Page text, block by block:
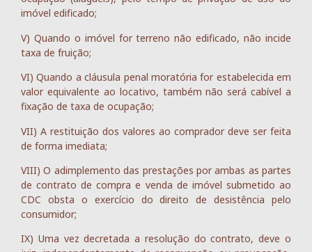
imóvel edificado;
V) Quando o imóvel for terreno não edificado, não incide
taxa de fruição;
VI) Quando a cláusula penal moratória for estabelecida em
valor equivalente ao locativo, também não será cabível a
fixação de taxa de ocupação;
VII) A restituição dos valores ao comprador deve ser feita
de forma imediata;
VIII) O adimplemento das prestações por ambas as partes
de contrato de compra e venda de imóvel submetido ao
CDC obsta o exercício do direito de desistência pelo
consumidor;
IX) Uma vez decretada a resolução do contrato, deve o